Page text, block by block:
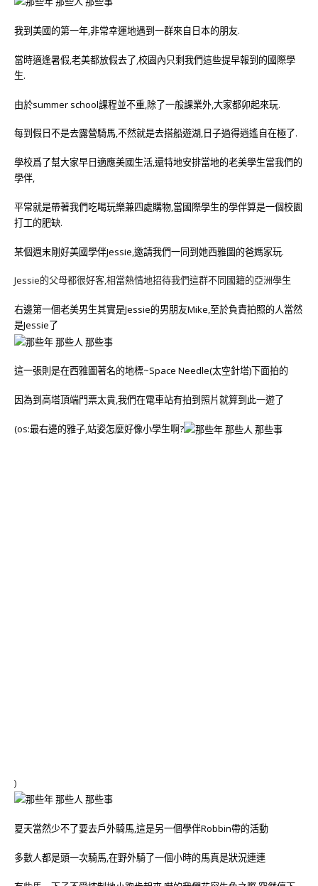
我到美國的第一年,非常幸運地遇到一群來自日本的朋友.
當時適逢暑假,老美都放假去了,校園內只剩我們這些提早報到的國際學
生.
由於summer school課程並不重,除了一般課業外,大家都卯起來玩.
每到假日不是去露營騎馬,不然就是去搭船遊湖,日子過得逍遙自在極了.
學校爲了幫大家早日適應美國生活,還特地安排當地的老美學生當我們的
學伴,
平常就是帶著我們吃喝玩樂兼四處購物,當國際學生的學伴算是一個校園
打工的肥缺.
某個週末剛好美國學伴Jessie,邀請我們一同到她西雅圖的爸媽家玩.
Jessie的父母都很好客,相當熱情地招待我們這群不同國籍的亞洲學生
右邊第一個老美男生其實是Jessie的男朋友Mike,至於負責拍照的人當然
是Jessie了
這一張則是在西雅圖著名的地標~Space Needle(太空針塔)下面拍的
因為到高塔頂端門票太貴,我們在電車站有拍到照片就算到此一遊了
(os:最右邊的雅子,站姿怎麼好像小學生啊?
)
夏天當然少不了要去戶外騎馬,這是另一個學伴Robbin帶的活動
多數人都是頭一次騎馬,在野外騎了一個小時的馬真是狀況連連